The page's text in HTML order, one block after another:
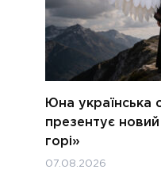
Юна українська
презентує
горі»
07.08.2026